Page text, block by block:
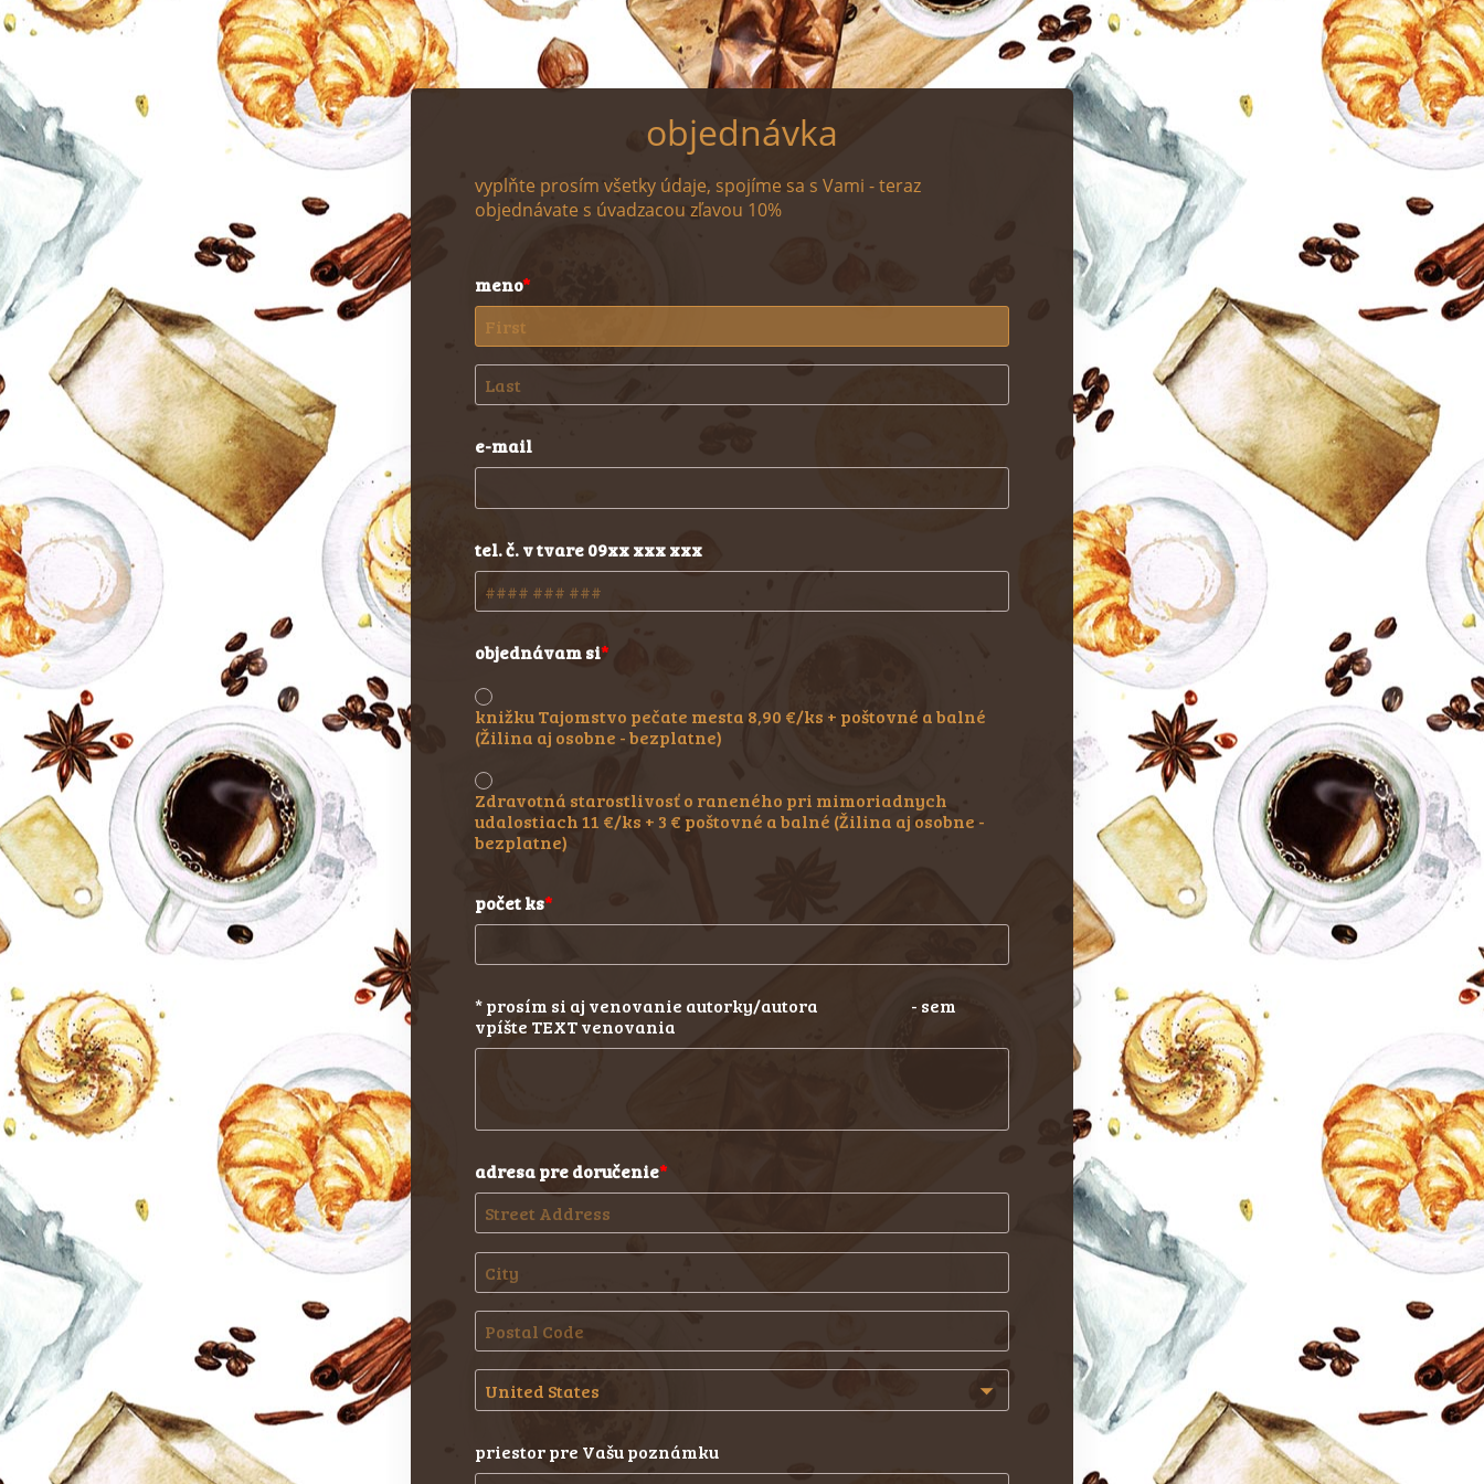
objednávka
vyplňte prosím všetky údaje, spojíme sa s Vami - teraz
objednávate s úvadzacou zľavou 10%
meno
e-mail
tel. č. v tvare 09xx xxx xxx
objednávam si
knižku Tajomstvo pečate mesta 8,90 €/ks + poštovné a balné
(Žilina aj osobne - bezplatne)
Zdravotná starostlivosť o raneného pri mimoriadnych
udalostiach 11 €/ks + 3 € poštovné a balné (Žilina aj osobne -
bezplatne)
počet ks
* prosím si aj venovanie autorky/autora - sem
vpíšte TEXT venovania
adresa pre doručenie
priestor pre Vašu poznámku